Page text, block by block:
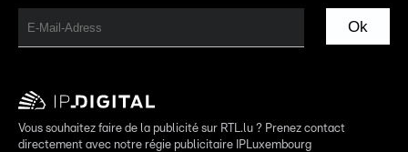
Ok
Vous souhaitez faire de la publicité sur RTL.lu ? Prenez contact
directement avec notre régie publicitaire IPLuxembourg